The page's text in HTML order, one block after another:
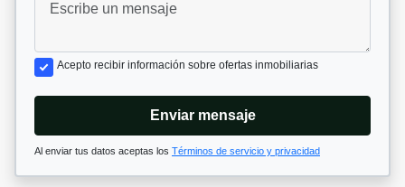
Acepto recibir información sobre ofertas inmobiliarias
Enviar mensaje
Al enviar tus datos aceptas los Términos de servicio y privacidad